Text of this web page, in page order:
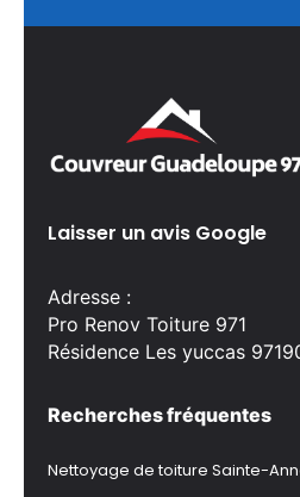
Laisser un avis Google
Adresse :
Pro Renov Toiture 971
Résidence Les yuccas
Recherches fréquentes
Nettoyage de toiture Sainte-